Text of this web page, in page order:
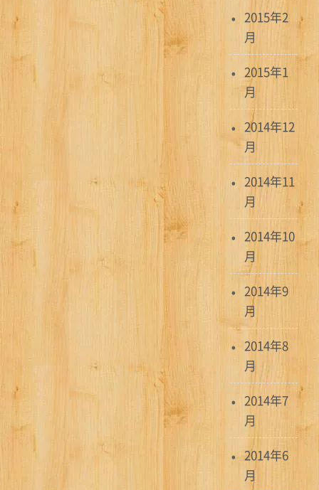
2015年2
月
2015年1
月
2014年12
月
2014年11
月
2014年10
月
2014年9
月
2014年8
月
2014年7
月
2014年6
月